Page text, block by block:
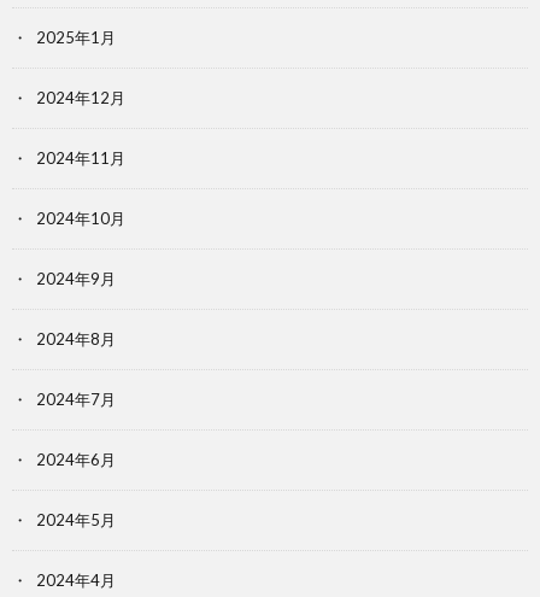
2025年1月
2024年12月
2024年11月
2024年10月
2024年9月
2024年8月
2024年7月
2024年6月
2024年5月
2024年4月